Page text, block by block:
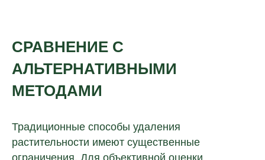
СРАВНЕНИЕ С
АЛЬТЕРНАТИВНЫМИ
МЕТОДАМИ
Традиционные способы удаления
растительности имеют существенные
ограничения. Для объективной оценки